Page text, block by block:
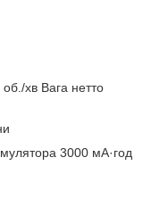
хв Вага нетто
3000 мА·год